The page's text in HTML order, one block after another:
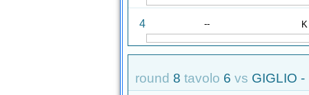
4 -- K
round 8 tavolo 6 vs GIGLIO